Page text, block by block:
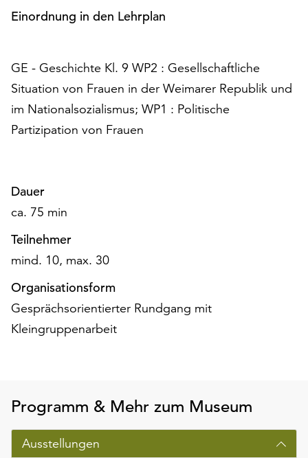
erreichen
Einstellungen
die
Schaltfläche
„Auswählen“.
finden
Sie
in
unserer
Datenschutzerklärung
oder
Impressum
.
Einordnung in den Lehrplan
GE - Geschichte Kl. 9 WP2 : Gesellschaftliche
Situation von Frauen in der Weimarer Republik und
im Nationalsozialismus; WP1 : Politische
Partizipation von Frauen
Dauer
ca. 75 min
Teilnehmer
mind. 10, max. 30
Organisationsform
Gesprächsorientierter Rundgang mit
Kleingruppenarbeit
Programm & Mehr zum Museum
Ausstellungen